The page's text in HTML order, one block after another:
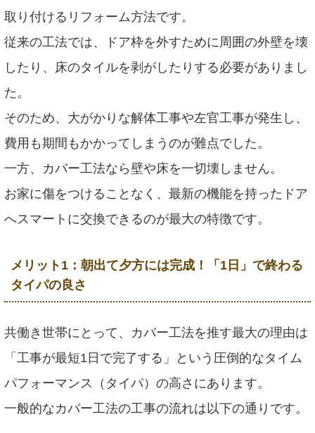
取り付けるリフォーム方法です。
従来の工法では、ドア枠を外すために周囲の外壁を壊
したり、床のタイルを剥がしたりする必要がありまし
た。
そのため、大がかりな解体工事や左官工事が発生し、
費用も期間もかかってしまうのが難点でした。
一方、カバー工法なら壁や床を一切壊しません。
お家に傷をつけることなく、最新の機能を持ったドア
へスマートに交換できるのが最大の特徴です。
メリット1：朝出て夕方には完成！「1日」で終わる
タイパの良さ
共働き世帯にとって、カバー工法を推す最大の理由は
「工事が最短1日で完了する」という圧倒的なタイム
パフォーマンス（タイパ）の高さにあります。
一般的なカバー工法の工事の流れは以下の通りです。